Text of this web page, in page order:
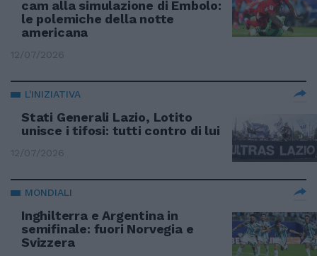
cam alla simulazione di Embolo:
le polemiche della notte
americana
12/07/2026
L'INIZIATIVA
Stati Generali Lazio, Lotito
unisce i tifosi: tutti contro di lui
12/07/2026
MONDIALI
Inghilterra e Argentina in
semifinale: fuori Norvegia e
Svizzera